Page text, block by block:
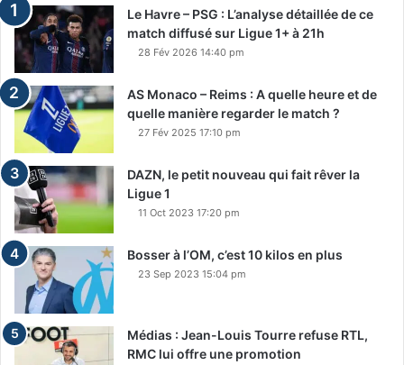
Le Havre – PSG : L’analyse détaillée de ce
match diffusé sur Ligue 1+ à 21h
28 Fév 2026 14:40 pm
AS Monaco – Reims : A quelle heure et de
quelle manière regarder le match ?
27 Fév 2025 17:10 pm
DAZN, le petit nouveau qui fait rêver la
Ligue 1
11 Oct 2023 17:20 pm
Bosser à l’OM, c’est 10 kilos en plus
23 Sep 2023 15:04 pm
Médias : Jean-Louis Tourre refuse RTL,
RMC lui offre une promotion